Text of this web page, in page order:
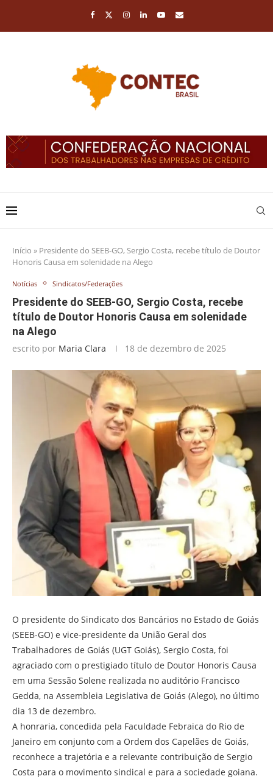
Início » Presidente do SEEB-GO, Sergio Costa, recebe título de Doutor
Honoris Causa em solenidade na Alego
Notícias Sindicatos/Federações
Presidente do SEEB-GO, Sergio Costa, recebe
título de Doutor Honoris Causa em solenidade
na Alego
escrito por Maria Clara 18 de dezembro de 2025
O presidente do Sindicato dos Bancários no Estado de Goiás
(SEEB-GO) e vice-presidente da União Geral dos
Trabalhadores de Goiás (UGT Goiás), Sergio Costa, foi
agraciado com o prestigiado título de Doutor Honoris Causa
em uma Sessão Solene realizada no auditório Francisco
Gedda, na Assembleia Legislativa de Goiás (Alego), no último
dia 13 de dezembro.
A honraria, concedida pela Faculdade Febraica do Rio de
Janeiro em conjunto com a Ordem dos Capelães de Goiás,
reconhece a trajetória e a relevante contribuição de Sergio
Costa para o movimento sindical e para a sociedade goiana.